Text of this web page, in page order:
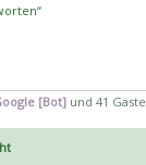
[Bot] und 41 Gäste